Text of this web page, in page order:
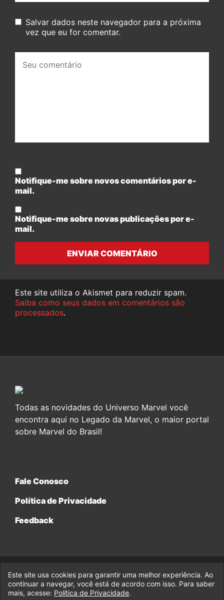
Salvar dados neste navegador para a próxima
vez que eu for comentar.
comentário:
Notifique-me sobre novos comentários por e-
mail.
Notifique-me sobre novas publicações por e-
mail.
ENVIAR COMENTÁRIO
Este site utiliza o Akismet para reduzir spam.
Saiba como seus dados em comentários são
processados.
Todas as novidades do Universo Marvel você
encontra aqui no Legado da Marvel, o maior portal
sobre Marvel do Brasil!
Fale Conosco
Política de Privacidade
Feedback
© 2017-2026 Legado da Marvel, uma empresa da Legado
Enterprises.
Este site usa cookies para garantir uma melhor experiência. Ao
continuar a navegar, você está de acordo com isso. Para saber
mais, acesse: Política de Privacidade.